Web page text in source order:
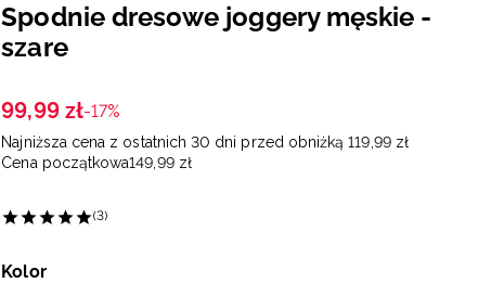
Spodnie dresowe joggery męskie -
szare
99,99 zł-17%
Najniższa cena z ostatnich 30 dni przed obniżką 119 99 zł
Cena początkowa149 99 zł
(3)
Kolor